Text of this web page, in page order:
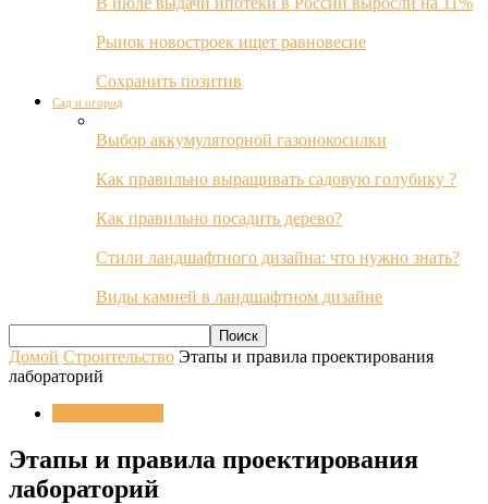
Рынок новостроек ищет равновесие
Сохранить позитив
Сад и огород
Выбор аккумуляторной газонокосилки
Как правильно выращивать садовую голубику ?
Как правильно посадить дерево?
Стили ландшафтного дизайна: что нужно знать?
Виды камней в ландшафтном дизайне
Домой Строительство Этапы и правила проектирования
лабораторий
Этапы и правила проектирования
лабораторий